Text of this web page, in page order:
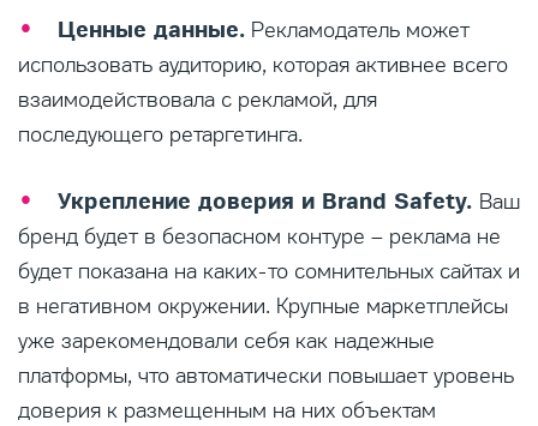
Ценные данные. Рекламодатель может
использовать аудиторию, которая активнее всего
взаимодействовала с рекламой, для
последующего ретаргетинга.
Укрепление доверия и Brand Safety. Ваш
бренд будет в безопасном контуре – реклама не
будет показана на каких-то сомнительных сайтах и
в негативном окружении. Крупные маркетплейсы
уже зарекомендовали себя как надежные
платформы, что автоматически повышает уровень
доверия к размещенным на них объектам